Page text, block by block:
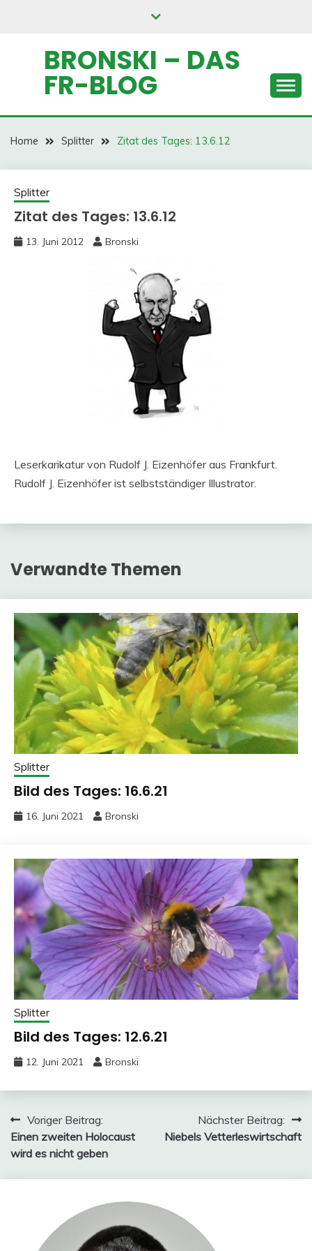
BRONSKI – DAS
FR-BLOG
Home Splitter Zitat des Tages: 13.6.12
Splitter
Zitat des Tages: 13.6.12
13. Juni 2012 Bronski
Leserkarikatur von Rudolf J. Eizenhöfer aus Frankfurt.
Rudolf J. Eizenhöfer ist selbstständiger Illustrator.
Verwandte Themen
Splitter
Bild des Tages: 16.6.21
16. Juni 2021 Bronski
Splitter
Bild des Tages: 12.6.21
12. Juni 2021 Bronski
Beitragsnavigation
Voriger Beitrag:
Einen zweiten Holocaust
wird es nicht geben
Nächster Beitrag:
Niebels Vetterleswirtschaft